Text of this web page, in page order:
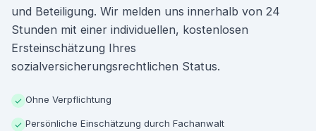
und Beteiligung. Wir melden uns innerhalb von 24
Stunden mit einer individuellen, kostenlosen
Ersteinschätzung Ihres
sozialversicherungsrechtlichen Status.
✓ Ohne Verpflichtung
✓ Persönliche Einschätzung durch Fachanwalt